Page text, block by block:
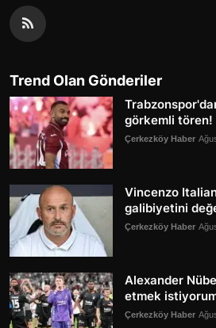
Trend Olan Gönderiler
görkemli tören!
Çerkezköy Haber
Vincenzo
galibiyetini
Çerkezköy Haber
Alexander
etmek
Çerkezköy Haber